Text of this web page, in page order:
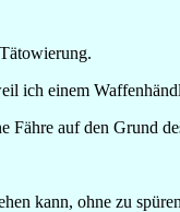
ich einem
Fähre auf den Grund
kann, ohne zu